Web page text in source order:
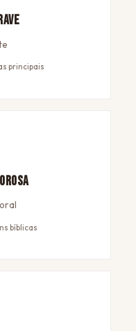
principais
bíblicas